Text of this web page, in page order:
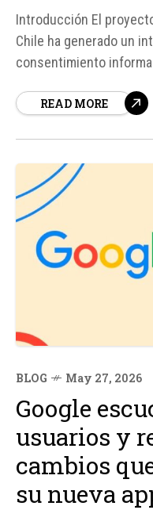
Introducción El
Chile ha generado un
consentimiento
pronunciado a favor de
READ MORE
BLOG May 27, 2026
Google
usuarios y
cambios
su nueva